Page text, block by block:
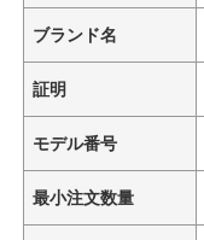
ブランド名
証明
モデル番号
最小注文数量